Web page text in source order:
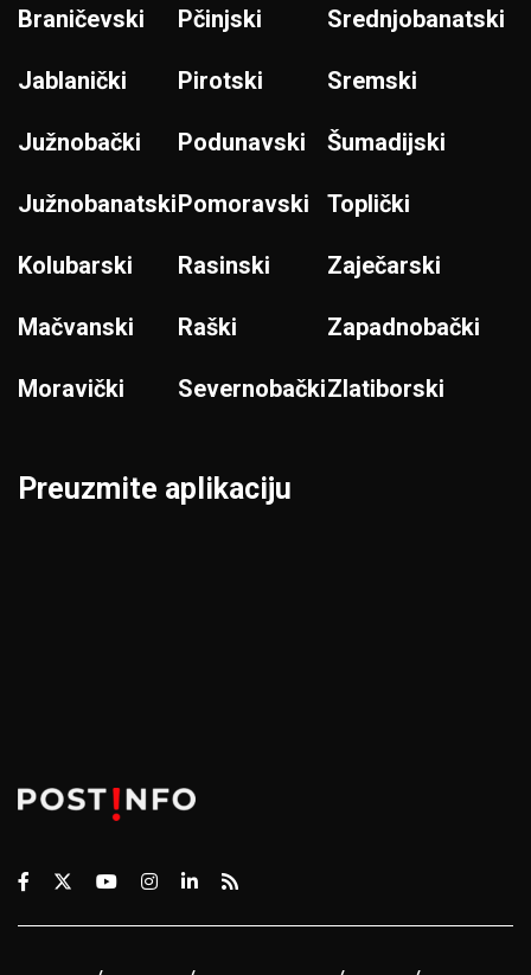
Braničevski
Jablanički
Južnobački
Južnobanatski
Kolubarski
Mačvanski
Moravički
Pčinjski
Pirotski
Podunavski
Pomoravski
Rasinski
Raški
Severnobački
Srednjobanatski
Sremski
Šumadijski
Toplički
Zaječarski
Zapadnobački
Zlatiborski
Preuzmite aplikaciju